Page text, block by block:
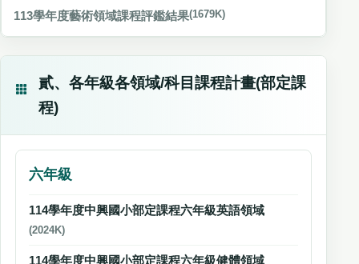
113學年度藝術領域課程評鑑結果(1679K)
貳、各年級各領域/科目課程計畫(部定課
程)
六年級
114學年度中興國小部定課程六年級英語領域
(2024K)
114學年度中興國小部定課程六年級健體領域